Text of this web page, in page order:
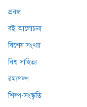
প্রবন্ধ
বই আলোচনা
বিশেষ সংখ্যা
বিশ্ব সাহিত্য
রম্যগল্প
শিল্প-সংস্কৃতি